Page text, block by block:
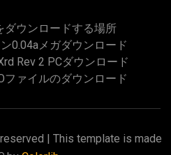
ウンロードする場所
0.04aメガダウンロード
Rev 2 PCダウンロード
ファイルのダウンロード
| This template is made